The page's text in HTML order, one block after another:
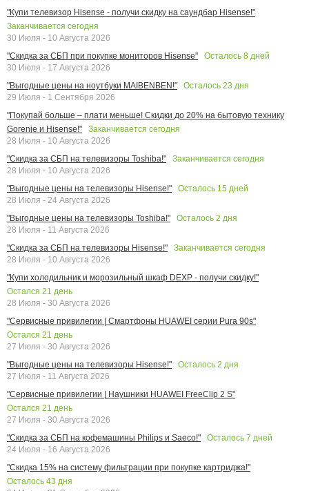
"Купи телевизор Hisense - получи скидку на саундбар Hisense!"
Заканчивается сегодня
30 Июля - 10 Августа 2026
"Скидка за СБП при покупке мониторов Hisense"
Осталось 8 дней
30 Июля - 17 Августа 2026
"Выгодные цены на ноутбуки MAIBENBEN!"
Осталось 23 дня
29 Июля - 1 Сентября 2026
"Покупай больше – плати меньше! Скидки до 20% на бытовую технику
Gorenje и Hisense!"
Заканчивается сегодня
28 Июля - 10 Августа 2026
"Скидка за СБП на телевизоры Toshiba!"
Заканчивается сегодня
28 Июля - 10 Августа 2026
"Выгодные цены на телевизоры Hisense!"
Осталось 15 дней
28 Июля - 24 Августа 2026
"Выгодные цены на телевизоры Toshiba!"
Осталось 2 дня
28 Июля - 11 Августа 2026
"Скидка за СБП на телевизоры Hisense!"
Заканчивается сегодня
28 Июля - 10 Августа 2026
"Купи холодильник и морозильный шкаф DEXP - получи скидку!"
Остался 21 день
28 Июля - 30 Августа 2026
"Сервисные привилегии | Смартфоны HUAWEI серии Pura 90s"
Остался 21 день
27 Июля - 30 Августа 2026
"Выгодные цены на телевизоры Hisense!"
Осталось 2 дня
27 Июля - 11 Августа 2026
"Сервисные привилегии | Наушники HUAWEI FreeClip 2 S"
Остался 21 день
27 Июля - 30 Августа 2026
"Скидка за СБП на кофемашины Philips и Saeco!"
Осталось 7 дней
24 Июля - 16 Августа 2026
"Скидка 15% на систему фильтрации при покупке картриджа!"
Осталось 43 дня